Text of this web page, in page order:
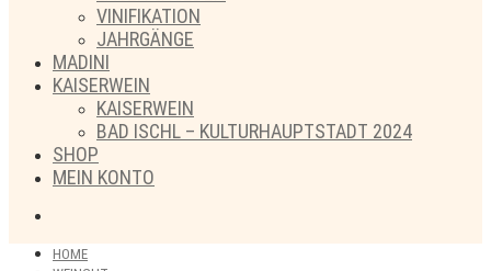
VINIFIKATION
JAHRGÄNGE
MADINI
KAISERWEIN
KAISERWEIN
BAD ISCHL – KULTURHAUPTSTADT 2024
SHOP
MEIN KONTO
HOME